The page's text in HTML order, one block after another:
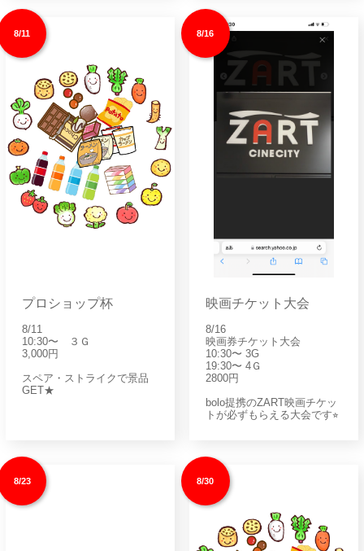
プロショップ杯
8/11
10:30〜 ３Ｇ
3,000円
スペア・ストライクで景品
GET★
8/11
映画チケット大会
8/16
映画券チケット大会
10:30〜 3G
19:30〜 4Ｇ
2800円
bolo提携のZART映画チケッ
トが必ずもらえる大会です⭐︎
8/16
8/23 8/30